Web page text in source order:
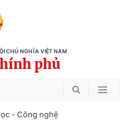
CHỦ NGHĨA VIỆT NAM
phủ
- Công nghệ